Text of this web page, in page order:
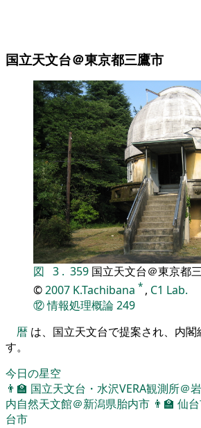
国立天文台＠東京都三鷹市
図 3 . 359 国立天文台＠東京都
©2007 K.Tachibana * , C1 Lab.
⑫情報処理概論249
暦 は、国立天文台で提案され、内閣
す。
今日の星空
👨‍🏫 国立天文台・水沢VERA観測所＠
内自然天文館＠新潟県胎内市 👨‍🏫 仙
台市